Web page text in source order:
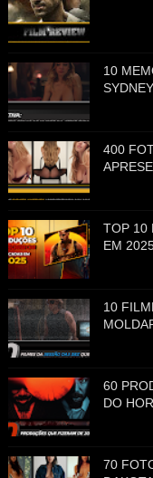
10
400
TOP 10
EM
10
60
DO
70